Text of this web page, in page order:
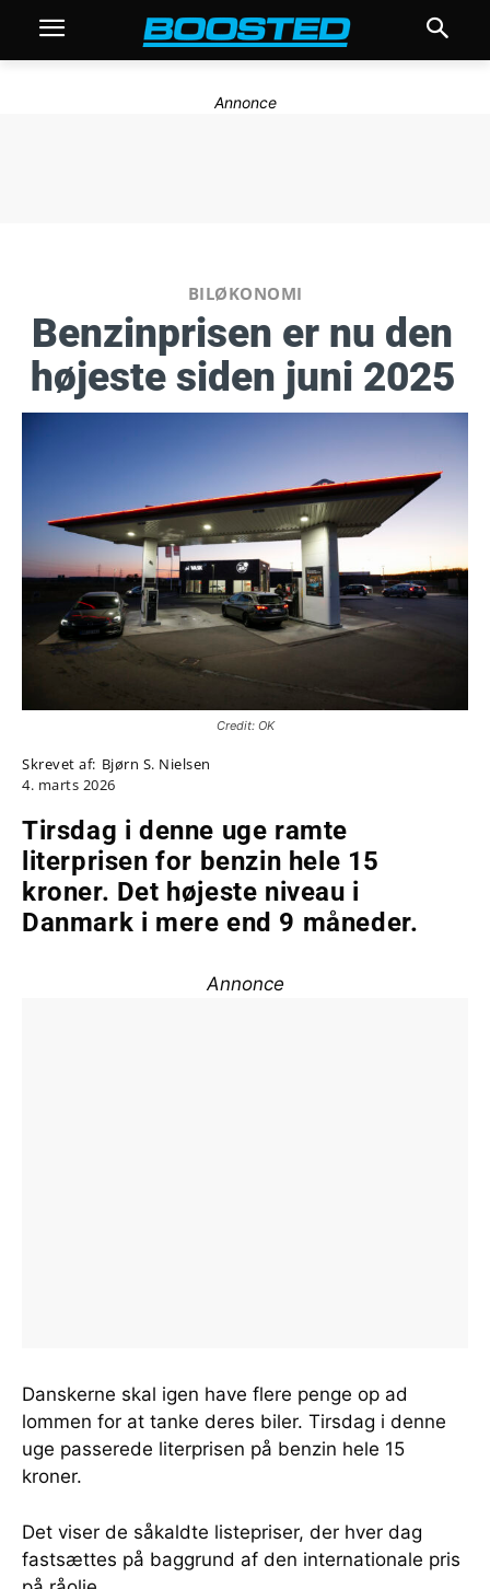
Annonce
BILØKONOMI
Benzinprisen er nu den
højeste siden juni 2025
Credit: OK
Skrevet af: Bjørn S. Nielsen
4. marts 2026
Tirsdag i denne uge ramte
literprisen for benzin hele 15
kroner. Det højeste niveau i
Danmark i mere end 9 måneder.
Annonce
Danskerne skal igen have flere penge op ad
lommen for at tanke deres biler. Tirsdag i denne
uge passerede literprisen på benzin hele 15
kroner.
Det viser de såkaldte listepriser, der hver dag
fastsættes på baggrund af den internationale pris